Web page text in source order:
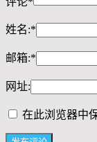
姓名:*
邮箱:*
网址:
在此浏览器中